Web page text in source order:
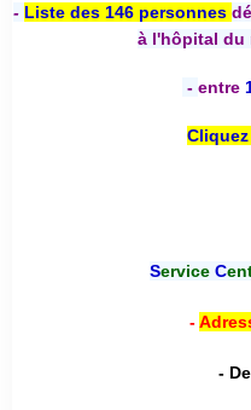
- Liste des 146 personnes
à l'hôpital du
- entre
Service C
-
-